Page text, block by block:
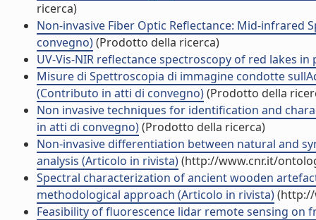
ricerca)
Non-invasive Fiber Optic Reflectance: Mid-infrared
convegno)(Prodotto della ricerca)
UV-Vis-NIR reflectance spectroscopy of red lakes
Misure di Spettroscopia di immagine condotte
(Contributo in atti di convegno)(Prodotto della
Non invasive techniques for identification and
in atti di convegno)(Prodotto della ricerca)
Non-invasive differentiation between natural and
analysis (Articolo in rivista)(http://www.cnr.it/
Spectral characterization of ancient wooden
methodological approach (Articolo in rivista)
Feasibility of fluorescence lidar remote sensing on